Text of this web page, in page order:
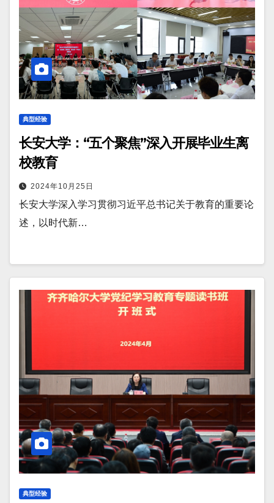
典型经验
长安大学：“五个聚焦”深入开展毕业生离
校教育
2024年10月25日
长安大学深入学习贯彻习近平总书记关于教育的重要论
述，以时代新…
典型经验